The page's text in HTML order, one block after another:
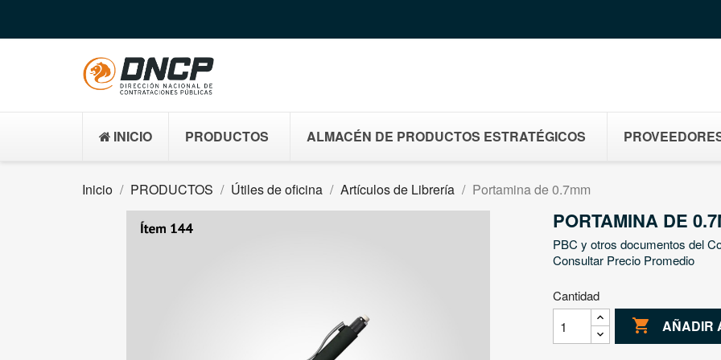
INICIO PRODUCTOS ALMACÉN DE PRODUCTOS ESTRATÉGICOS
Inicio PRODUCTOS Útiles de oficina Artículos de Librería Portamina de 0.7mm
PORTAMINA DE
PBC y otros documentos del
Consultar Precio Promedio
Cantidad
 AÑADIR